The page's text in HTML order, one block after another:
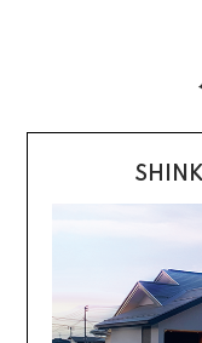
配
不良品に該当する
知らせいたします
カード不要
60回分割】
《ショッピングク